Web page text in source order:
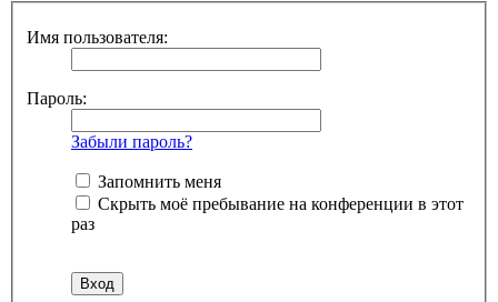
Имя пользователя:
Пароль:
Забыли пароль?
Запомнить меня
Скрыть моё пребывание на конференции в этот
раз